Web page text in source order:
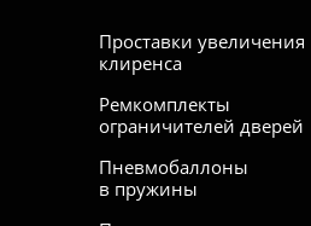
Проставки увеличения
клиренса
Ремкомплекты
ограничителей дверей
Пневмобаллоны
в пружины